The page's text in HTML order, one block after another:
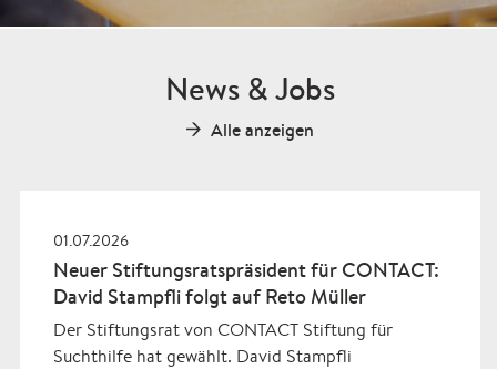
News & Jobs
Alle anzeigen
01.07.2026
Neuer Stiftungsratspräsident für CONTACT:
David Stampfli folgt auf Reto Müller
Der Stiftungsrat von CONTACT Stiftung für
Suchthilfe hat gewählt. David Stampfli